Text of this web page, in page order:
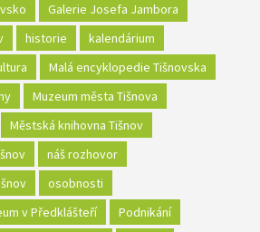
Galerie Josefa Jambora
historie
kalendárium
Malá encyklopedie Tišnovska
Muzeum města Tišnova
Městská knihovna Tišnov
náš rozhovor
osobnosti
v Předklášteří
Podnikání